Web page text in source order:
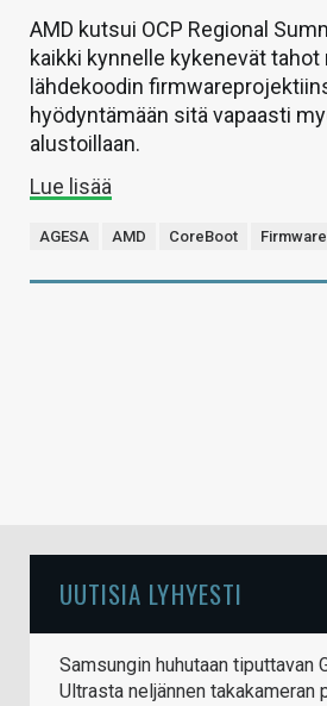
AMD kutsui OCP Regional
kaikki kynnelle kykenevät tahot
lähdekoodin
hyödyntämään sitä vapaasti
alustoillaan.
Lue lisää
AGESA AMD CoreBoot Firmware
UUTISIA LYHYESTI
Samsungin huhutaan tiputtavan
Ultrasta neljännen takakameran